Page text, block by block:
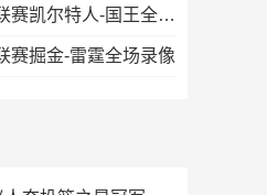
07月16日NBA夏季联赛凯尔特人-国王全场录像
赛掘金-雷霆全场录像